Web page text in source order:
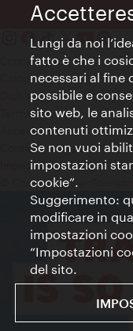
Contatti
Colophon
Dichiarazione sulla
Terms of Use
Accessibilità
Contatto stampa
Impostazioni cookie
© Copyright
Lungi da noi
fatto è che i
necessari al fine
possibile e
sito web, le
contenuti
Se non vuoi
impostazioni
cookie”.
Suggerimento:
modificare in
impostazioni
“Impostazioni
del sito.